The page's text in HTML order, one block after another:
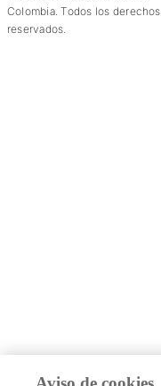
Colombia. Todos los derechos
reservados.